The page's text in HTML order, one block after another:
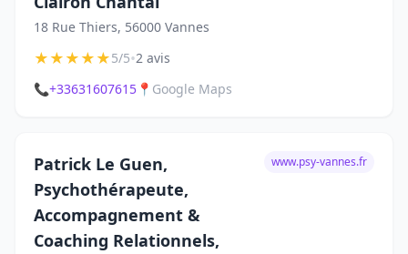
18 Rue Thiers, 56000 Vannes
★★★★★5/5•2 avis
📞+33631607615 📍 Google Maps
Patrick Le Guen,
Psychothérapeute,
Accompagnement &
Coaching Relationnels,
www.psy-vannes.fr